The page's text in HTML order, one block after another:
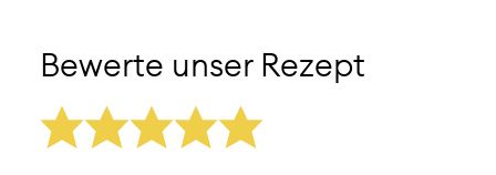
Bewerte unser Rezept